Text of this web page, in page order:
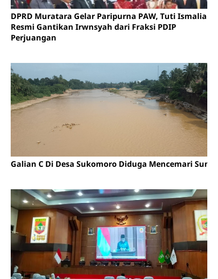
DPRD Muratara Gelar Paripurna PAW, Tuti Ismalia
Resmi Gantikan Irwnsyah dari Fraksi PDIP
Perjuangan
Galian C Di Desa Sukomoro Diduga Mencemari